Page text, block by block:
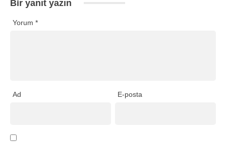
Bir yanıt yazın
Yorum *
Ad E-posta